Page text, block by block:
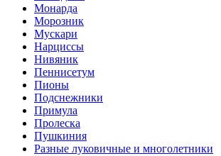
Монарда
Морозник
Мускари
Нарциссы
Нивяник
Пеннисетум
Пионы
Подснежники
Примула
Пролеска
Пушкиния
Разные луковичные и многолетники